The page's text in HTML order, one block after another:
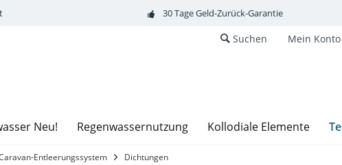
30 Tage Geld-Zurück-Garantie
Mein Konto
Suchen
Neu! Regenwassernutzung Kollodiale Elemente
Entleerungssystem Dichtungen